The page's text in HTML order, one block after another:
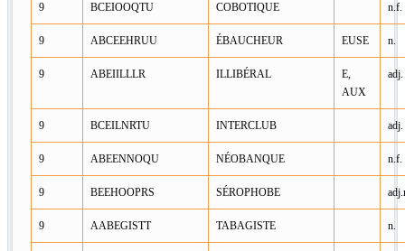
9 BCEIOOQTU COBOTIQUE n.f.
9 ABCEEHRUU ÉBAUCHEUR EUSE n.
9 ABEIILLLR ILLIBÉRAL
E,
AUX
adj.
9 BCEILNRTU INTERCLUB
9 ABEENNOQU NÉOBANQUE n.f.
9 BEEHOOPRS SÉROPHOBE
9 AABEGISTT TABAGISTE n.